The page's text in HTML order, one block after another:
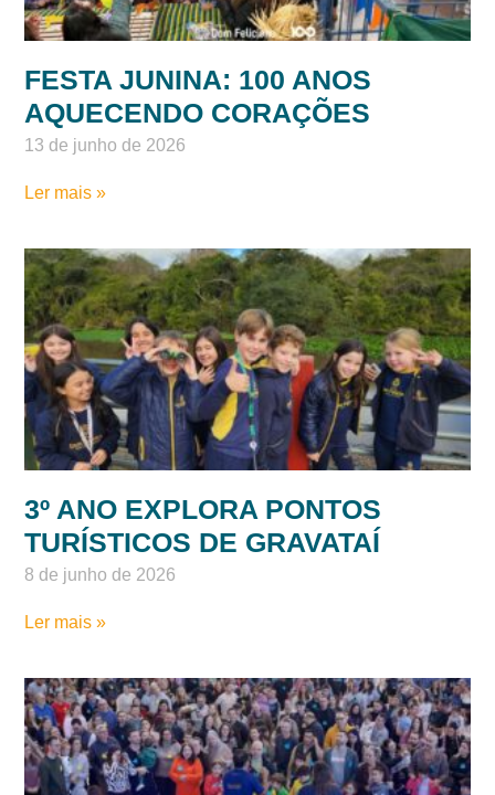
FESTA JUNINA: 100 ANOS
AQUECENDO CORAÇÕES
13 de junho de 2026
Ler mais »
3º ANO EXPLORA PONTOS
TURÍSTICOS DE GRAVATAÍ
8 de junho de 2026
Ler mais »